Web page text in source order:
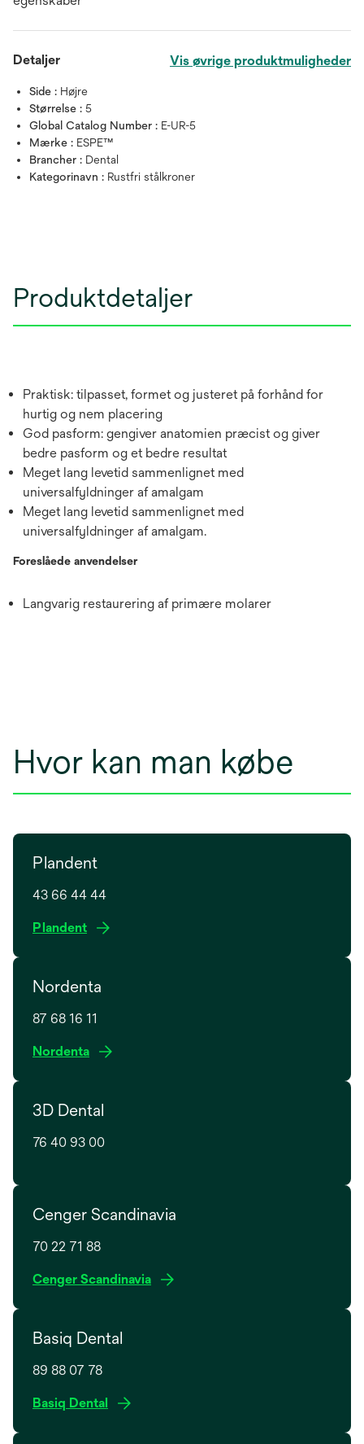
Detaljer Vis øvrige produktmuligheder
Side : Højre
Størrelse : 5
Global Catalog Number : E-UR-5
Mærke : ESPE™
Brancher : Dental
Kategorinavn : Rustfri stålkroner
Produktdetaljer
Praktisk: tilpasset, formet og justeret på forhånd for
hurtig og nem placering
God pasform: gengiver anatomien præcist og giver
bedre pasform og et bedre resultat
Meget lang levetid sammenlignet med
universalfyldninger af amalgam
Meget lang levetid sammenlignet med
universalfyldninger af amalgam.
Foreslåede anvendelser
Langvarig restaurering af primære molarer
Hvor kan man købe
Plandent
43 66 44 44
Plandento
n
i
e
t
Nordenta
87 68 16 11
Nordentao
n
i
n
w
a
3D Dental
76 40 93 00
Cenger Scandinavia
70 22 71 88
Cenger Scandinaviao
Basiq Dental
89 88 07 78
Basiq Dental